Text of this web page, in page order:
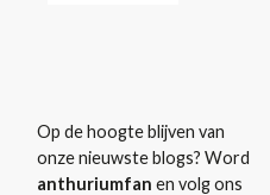
Op de hoogte blijven van
onze nieuwste blogs? Word
anthuriumfan en volg ons